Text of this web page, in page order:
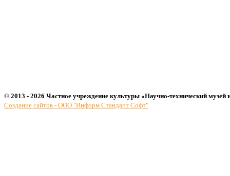
© 2013 - 2026 Частное учреждение культуры «Научно-технический музей
Создание сайтов - ООО "Информ Стандарт Софт"